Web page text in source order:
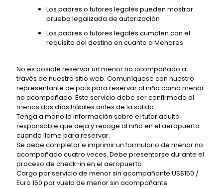
Los padres o tutores legales pueden mostrar
prueba legalizada de autorización
Los padres o tutores legales cumplen con el
requisito del destino en cuanto a Menores
No es posible reservar un menor no acompañado a
través de nuestro sitio web. Comuníquese con nuestro
representante de país para reservar al niño como menor
no acompañado. Este servicio debe ser confirmado al
menos dos días hábiles antes de la salida.
Tenga a mano la información sobre el tutor adulto
responsable que deja y recoge al niño en el aeropuerto
cuando llame para reservar.
Se debe completar e imprimir un formulario de menor no
acompañado cuatro veces. Debe presentarse durante el
proceso de check-in en el aeropuerto.
Cargo por servicio de menor sin acompañante US$150 /
Euro 150 por vuelo de menor sin acompañante